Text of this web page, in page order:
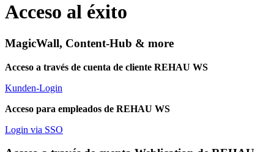
Acceso al éxito
MagicWall, Content-Hub & more
Acceso a través de cuenta de cliente REHAU WS
Kunden-Login
Acceso para empleados de REHAU WS
Login via SSO